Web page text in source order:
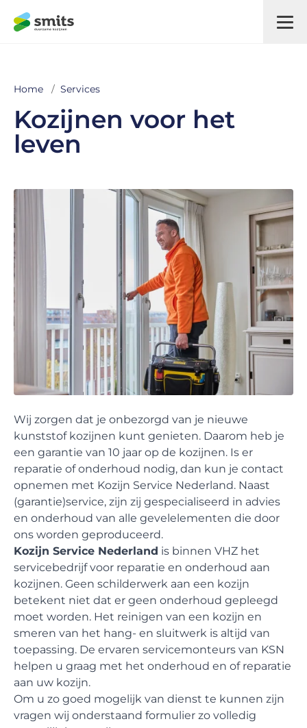
Home / Services
Kozijnen voor het
leven
Wij zorgen dat je onbezorgd van je nieuwe
kunststof kozijnen kunt genieten. Daarom heb je
een garantie van 10 jaar op de kozijnen. Is er
reparatie of onderhoud nodig, dan kun je contact
opnemen met Kozijn Service Nederland. Naast
(garantie)service, zijn zij gespecialiseerd in advies
en onderhoud van alle gevelelementen die door
ons worden geproduceerd.
Kozijn Service Nederland is binnen VHZ het
servicebedrijf voor reparatie en onderhoud aan
kozijnen. Geen schilderwerk aan een kozijn
betekent niet dat er geen onderhoud gepleegd
moet worden. Het reinigen van een kozijn en
smeren van het hang- en sluitwerk is altijd van
toepassing. De ervaren servicemonteurs van KSN
helpen u graag met het onderhoud en of reparatie
aan uw kozijn.
Om u zo goed mogelijk van dienst te kunnen zijn
vragen wij onderstaand formulier zo volledig